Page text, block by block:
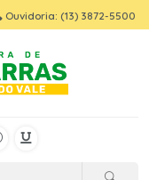
Ouvidoria: (13) 3872-5500